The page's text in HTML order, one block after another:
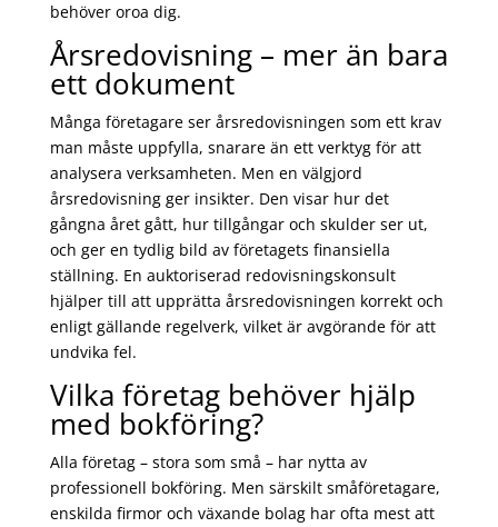
behöver oroa dig.
Årsredovisning – mer än bara
ett dokument
Många företagare ser årsredovisningen som ett krav
man måste uppfylla, snarare än ett verktyg för att
analysera verksamheten. Men en välgjord
årsredovisning ger insikter. Den visar hur det
gångna året gått, hur tillgångar och skulder ser ut,
och ger en tydlig bild av företagets finansiella
ställning. En auktoriserad redovisningskonsult
hjälper till att upprätta årsredovisningen korrekt och
enligt gällande regelverk, vilket är avgörande för att
undvika fel.
Vilka företag behöver hjälp
med bokföring?
Alla företag – stora som små – har nytta av
professionell bokföring. Men särskilt småföretagare,
enskilda firmor och växande bolag har ofta mest att